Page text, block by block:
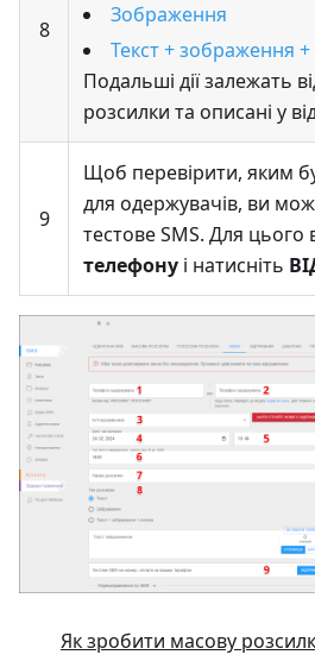
8
Зображення
Текст + зображення
Подальші дії залежать
розсилки та описані у
9
Щоб перевірити, яким
для одержувачів, ви
тестове SMS. Для цього
телефону і натисніть
Як зробити масову